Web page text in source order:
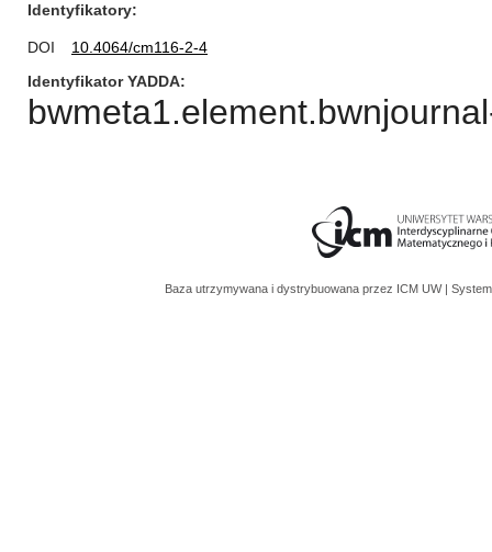
Identyfikatory
DOI
10.4064/cm116-2-4
Identyfikator YADDA
Baza utrzymywana i dystrybuowana przez ICM UW |